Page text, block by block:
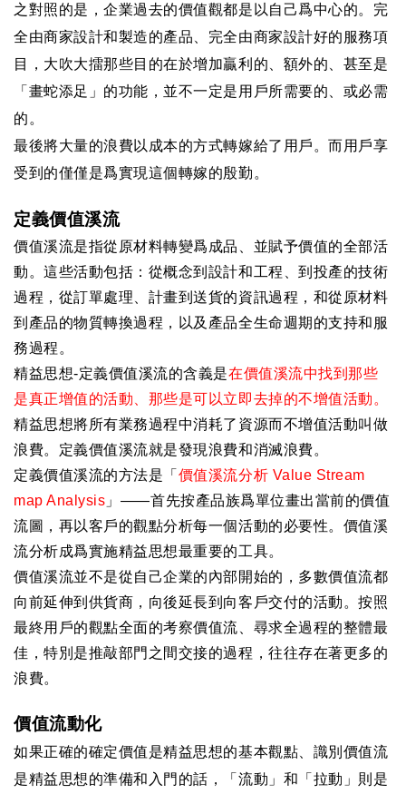
之對照的是，企業過去的價值觀都是以自己爲中心的。完
全由商家設計和製造的產品、完全由商家設計好的服務項
目，大吹大擂那些目的在於增加贏利的、額外的、甚至是
「畫蛇添足」的功能，並不一定是用戶所需要的、或必需
的。
最後將大量的浪費以成本的方式轉嫁給了用戶。而用戶享
受到的僅僅是爲實現這個轉嫁的殷勤。
定義價值溪流
價值溪流是指從原材料轉變爲成品、並賦予價值的全部活
動。這些活動包括：從概念到設計和工程、到投產的技術
過程，從訂單處理、計畫到送貨的資訊過程，和從原材料
到產品的物質轉換過程，以及產品全生命週期的支持和服
務過程。
精益思想-定義價值溪流的含義是在價值溪流中找到那些
是真正增值的活動、那些是可以立即去掉的不增值活動。
精益思想將所有業務過程中消耗了資源而不增值活動叫做
浪費。定義價值溪流就是發現浪費和消滅浪費。
定義價值溪流的方法是「 價值溪流分析 Value Stream
map Analysis 」 ——首先按產品族爲單位畫出當前的價值
流圖，再以客戶的觀點分析每一個活動的必要性。價值溪
流分析成爲實施精益思想最重要的工具。
價值溪流並不是從自己企業的內部開始的，多數價值流都
向前延伸到供貨商，向後延長到向客戶交付的活動。按照
最終用戶的觀點全面的考察價值流、尋求全過程的整體最
佳，特別是推敲部門之間交接的過程，往往存在著更多的
浪費。
價值流動化
如果正確的確定價值是精益思想的基本觀點、識別價值流
是精益思想的準備和入門的話，「流動」和「拉動」則是